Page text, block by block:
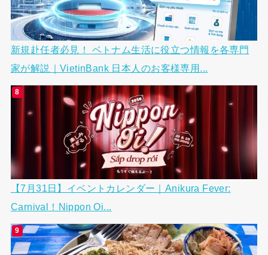
新規赴任者必見！ ベトナム生活に役立つ情報を各専門
家が解説｜VietinBank 日本人のお客様専用...
【7月31日】イベントカレンダー｜Anikura Fever:
Carnival！Nippon Oi...